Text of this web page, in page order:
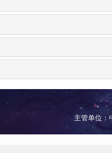
主管单位：